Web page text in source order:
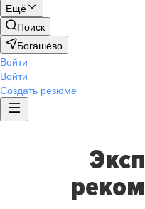
Ещё
Поиск
Богашёво
Войти
Войти
Создать резюме